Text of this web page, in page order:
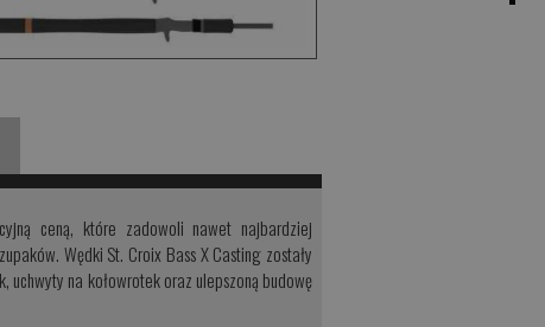
ceną, które zadowoli nawet najbardziej
Wędki St. Croix Bass X Casting zostały
na kołowrotek oraz ulepszoną budowę